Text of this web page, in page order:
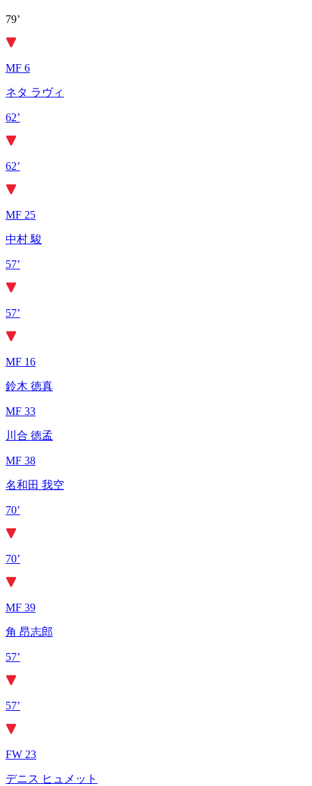
79’
MF 6
ネタ ラヴィ
62’
62’
MF 25
中村 駿
57’
57’
MF 16
鈴木 徳真
MF 33
川合 徳孟
MF 38
名和田 我空
70’
70’
MF 39
角 昂志郎
57’
57’
FW 23
デニス ヒュメット